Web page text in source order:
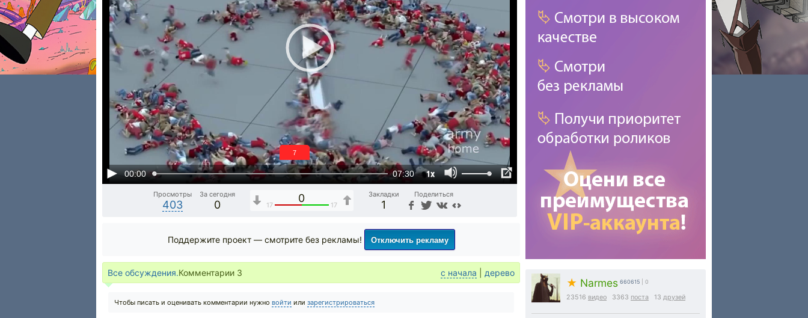
00:00 07:30 1x
6
Просмотры
403
За сегодня
0
0
17 17
Закладки
1
Поделиться
★ Narmes 660615 | 0
23516 видео 3363 поста 13 друзей
Поддержите проект — смотрите без рекламы! Отключить рекламу
Все обсуждения.Комментарии 3 с начала дерево
Чтобы писать и оценивать комментарии нужно войти или зарегистрироваться